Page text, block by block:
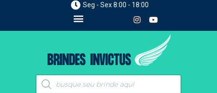
Seg - Sex 8:00 - 18:00